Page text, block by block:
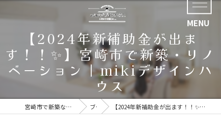
【2024年新補助金が出ま
す！！✨】宮崎市で新築・リノ
ベーション | mikiデザインハ
ウス
宮崎市で新築なら好評の株式会社四ツ葉開発 ブログ 【2024年新補助金が出ます！！✨】宮崎市で新築・リノベーション | mikiデザインハウス